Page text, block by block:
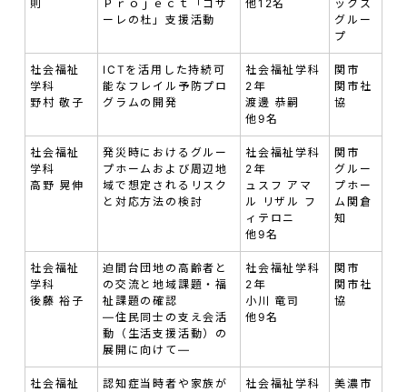
則
Ｐｒｏｊｅｃｔ「ゴザ
ーレの杜」支援活動
他12名
ックス
グルー
プ
社会福祉
学科
野村 敬子
ICTを活用した持続可
能なフレイル予防プロ
グラムの開発
社会福祉学科
2年
渡邊 恭嗣
他9名
関市
関市社
協
社会福祉
学科
高野 晃伸
発災時におけるグルー
プホームおよび周辺地
域で想定されるリスク
と対応方法の検討
社会福祉学科
2年
ュスフ アマ
ル リザル フ
ィテロニ
他9名
関市
グルー
プホー
ム関倉
知
社会福祉
学科
後藤 裕子
迫間台団地の高齢者と
の交流と地域課題・福
祉課題の確認
—住民同士の支え会活
動（生活支援活動）の
展開に向けて—
社会福祉学科
2年
小川 竜司
他9名
関市
関市社
協
社会福祉
認知症当時者や家族が
社会福祉学科
美濃市